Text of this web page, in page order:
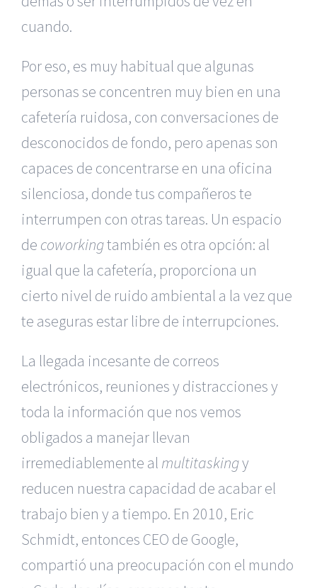
cuando.
Por eso, es muy habitual que algunas
personas se concentren muy bien en una
cafetería ruidosa, con conversaciones de
desconocidos de fondo, pero apenas son
capaces de concentrarse en una oficina
silenciosa, donde tus compañeros te
interrumpen con otras tareas. Un espacio
de coworkingtambién es otra opción: al
igual que la cafetería, proporciona un
cierto nivel de ruido ambiental a la vez que
te aseguras estar libre de interrupciones.
La llegada incesante de correos
electrónicos, reuniones y distracciones y
toda la información que nos vemos
obligados a manejar llevan
irremediablemente al multitaskingy
reducen nuestra capacidad de acabar el
trabajo bien y a tiempo. En 2010, Eric
Schmidt, entonces CEO de Google,
compartió una preocupación con el mundo